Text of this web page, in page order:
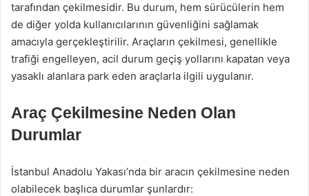
tarafından çekilmesidir. Bu durum, hem sürücülerin hem
de diğer yolda kullanıcılarının güvenliğini sağlamak
amacıyla gerçekleştirilir. Araçların çekilmesi, genellikle
trafiği engelleyen, acil durum geçiş yollarını kapatan veya
yasaklı alanlara park eden araçlarla ilgili uygulanır.
Araç Çekilmesine Neden Olan
Durumlar
İstanbul Anadolu Yakası’nda bir aracın çekilmesine neden
olabilecek başlıca durumlar şunlardır: